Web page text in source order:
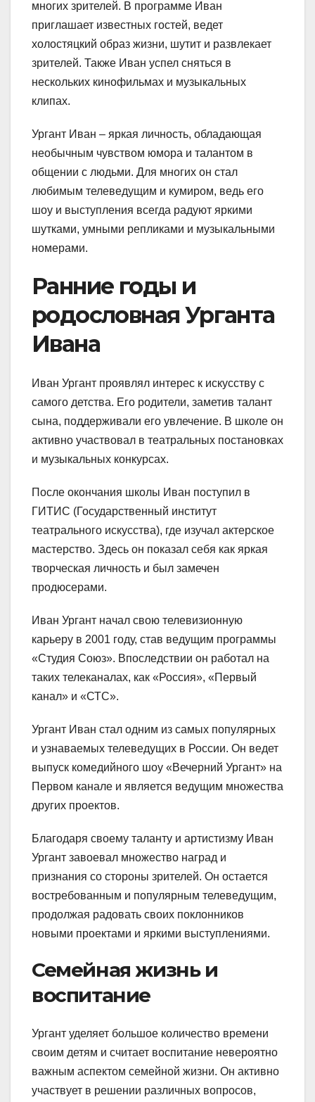
многих зрителей. В программе Иван
приглашает известных гостей, ведет
холостяцкий образ жизни, шутит и развлекает
зрителей. Также Иван успел сняться в
нескольких кинофильмах и музыкальных
клипах.
Ургант Иван – яркая личность, обладающая
необычным чувством юмора и талантом в
общении с людьми. Для многих он стал
любимым телеведущим и кумиром, ведь его
шоу и выступления всегда радуют яркими
шутками, умными репликами и музыкальными
номерами.
Ранние годы и
родословная Урганта
Ивана
Иван Ургант проявлял интерес к искусству с
самого детства. Его родители, заметив талант
сына, поддерживали его увлечение. В школе он
активно участвовал в театральных постановках
и музыкальных конкурсах.
После окончания школы Иван поступил в
ГИТИС (Государственный институт
театрального искусства), где изучал актерское
мастерство. Здесь он показал себя как яркая
творческая личность и был замечен
продюсерами.
Иван Ургант начал свою телевизионную
карьеру в 2001 году, став ведущим программы
«Студия Союз». Впоследствии он работал на
таких телеканалах, как «Россия», «Первый
канал» и «СТС».
Ургант Иван стал одним из самых популярных
и узнаваемых телеведущих в России. Он ведет
выпуск комедийного шоу «Вечерний Ургант» на
Первом канале и является ведущим множества
других проектов.
Благодаря своему таланту и артистизму Иван
Ургант завоевал множество наград и
признания со стороны зрителей. Он остается
востребованным и популярным телеведущим,
продолжая радовать своих поклонников
новыми проектами и яркими выступлениями.
Семейная жизнь и
воспитание
Ургант уделяет большое количество времени
своим детям и считает воспитание невероятно
важным аспектом семейной жизни. Он активно
участвует в решении различных вопросов,